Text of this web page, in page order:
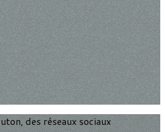
des réseaux sociaux